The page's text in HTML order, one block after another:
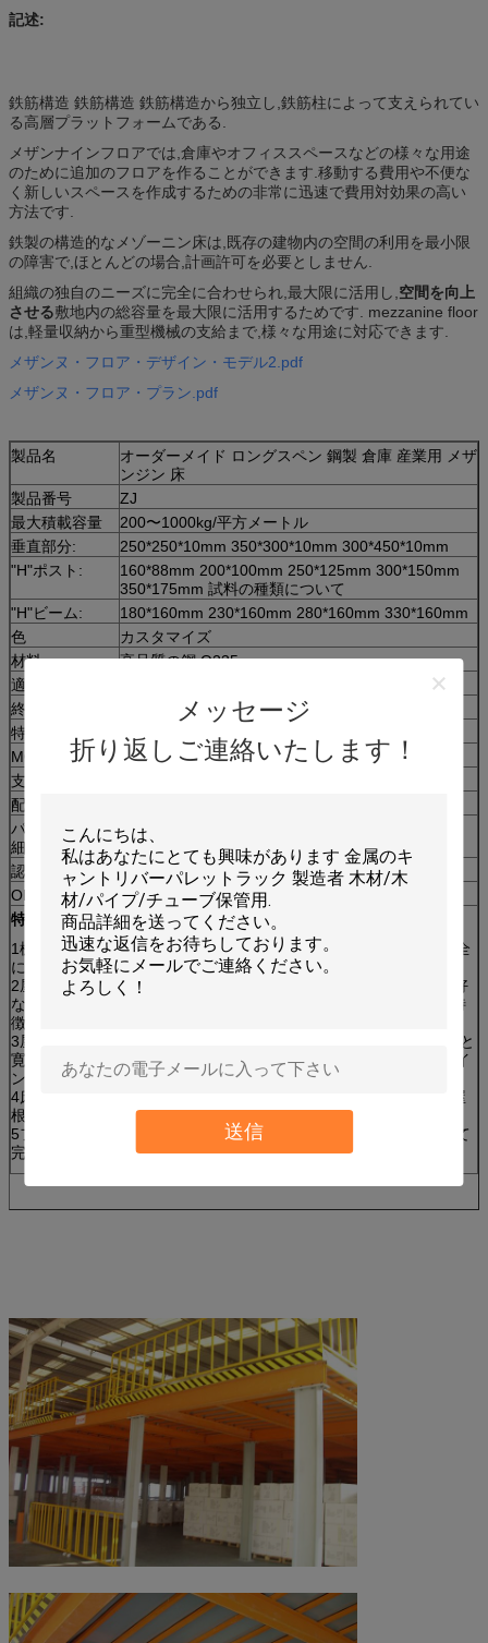
メッセージ
折り返しご連絡いたします！
送信
記述:
鉄筋構造 鉄筋構造 鉄筋構造から独立し,鉄筋柱によって支えられてい
る高層プラットフォームである.
メザンナインフロアでは,倉庫やオフィススペースなどの様々な用途
のために追加のフロアを作ることができます.移動する費用や不便な
く新しいスペースを作成するための非常に迅速で費用対効果の高い
方法です.
鉄製の構造的なメゾーニン床は,既存の建物内の空間の利用を最小限
の障害で,ほとんどの場合,計画許可を必要としません.
組織の独自のニーズに完全に合わせられ,最大限に活用し, 空間を向上
させる敷地内の総容量を最大限に活用するためです. mezzanine floor
は,軽量収納から重型機械の支給まで,様々な用途に対応できます.
メザンヌ・フロア・デザイン・モデル2.pdf
メザンヌ・フロア・プラン.pdf
製品名
オーダーメイド ロングスペン 鋼製 倉庫 産業用 メザ
ンジン 床
製品番号
ZJ
最大積載容量
200〜1000kg/平方メートル
垂直部分:
250*250*10mm 350*300*10mm 300*450*10mm
"H"ポスト:
160*88mm 200*100mm 250*125mm 300*150mm
350*175mm 試料の種類について
"H"ビーム:
180*160mm 230*160mm 280*160mm 330*160mm
色
カスタマイズ
材料
高品質の鋼,Q235
適用する
終わって
粉末で覆い
特徴
MOQ
1pcs
支払条件
配達時間
パッケージの詳
細
泡で包装されている
認証 SGS ISO9001
AS4084:2012
OEM&ODM
支援
特徴
1棚の高さを向上させることができます 屋根裏棚 倉庫の高さを完全
に利用し 貯蔵スペースをよりよく利用できます
2屋根裏棚 棚専用床 敷設 鋼材のゴッセットプレート 負荷容量,良好
な整合性,負荷層の均一性,滑らかな表面,ロックしやすいその他の特
徴.
3屋根裏棚は,ユーザーに優しいロジスティック,デザイン美学,構造と
寛大,組み立て 設置と取り除きが簡単,地面に合わせて,柔軟なデザイ
ンを完全に考慮します.
4床のデザインによって,様々な種類のアイテムを保管するための屋
根裏棚.
5フォークリフト,水力リフト,貨物エレベーターなど
軽い車を使って
完成します